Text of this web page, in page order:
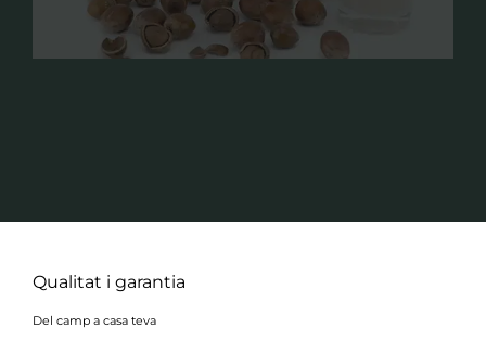
Qualitat i garantia
Del camp a casa teva